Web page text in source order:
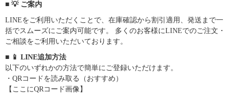
■ 💡 ご案内
LINEをご利用いただくことで、在庫確認から割引適用、発送まで一
括でスムーズにご案内可能です。 多くのお客様にLINEでのご注文・
ご相談をご利用いただいております。
■ 📱 LINE追加方法
以下のいずれかの方法で簡単にご登録いただけます。
・QRコードを読み取る（おすすめ）
【ここにQRコード画像】